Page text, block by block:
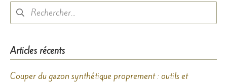
Rechercher :
Articles récents
Couper du gazon synthétique proprement : outils et